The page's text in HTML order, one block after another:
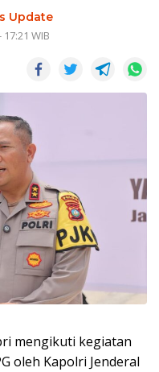
Update
WIB
mengikuti kegiatan
oleh Kapolri Jenderal